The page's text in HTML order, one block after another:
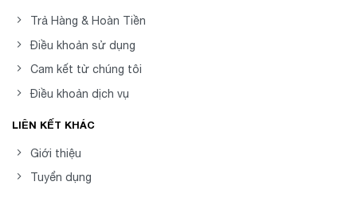
Trả Hàng & Hoàn Tiền
Điều khoản sử dụng
Cam kết từ chúng tôi
Điều khoản dịch vụ
LIÊN KẾT KHÁC
Giới thiệu
Tuyển dụng